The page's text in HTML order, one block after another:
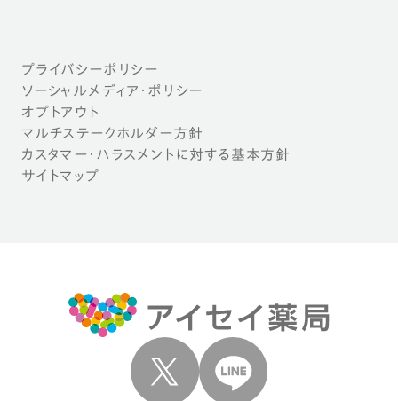
プライバシーポリシー
ソーシャルメディア・ポリシー
オプトアウト
マルチステークホルダー方針
カスタマー・ハラスメントに対する基本方針
サイトマップ